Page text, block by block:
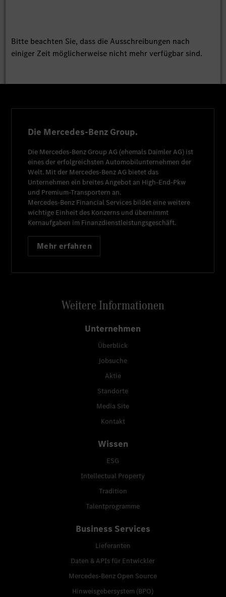
Bitte beachten Sie, dass die Ausschreibungen nach
einiger Zeit möglicherweise nicht mehr verfügbar sind.
Die Mercedes-Benz Group.
Die Mercedes-Benz Group AG (ehemals Daimler AG) ist
eines der erfolgreichsten Automobilunternehmen der
Welt. Mit der Mercedes-Benz AG bietet das
Unternehmen ein breites Angebot an High-End-Pkw
und Premium-Transportern an.
Mercedes-Benz Financial Services bildet eine weitere
wichtige Einheit des Konzerns und übernimmt
Kernaufgaben im Finanzdienstleistungsgeschäft.
Mehr erfahren
Weitere Informationen
Unternehmen
Überblick
Jobsuche
Aktie
Standorte
Media Site
Kontakt
Wissen
ESG
Intellectual Property
Tradition
Talentprogramme
Business Services
Lieferanten
Daten & APIs für Entwickler
Mercedes-Benz Open Source
Hinweisgebersystem (BPO)